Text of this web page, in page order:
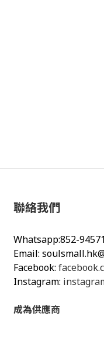
聯絡我們
Whatsapp:852-
Email:
Facebook:
Instagram:
成為供應商